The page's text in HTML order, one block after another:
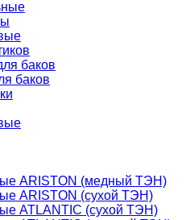
баков
баков
ARISTON (медный ТЭН)
ARISTON (сухой ТЭН)
ATLANTIC (сухой ТЭН)